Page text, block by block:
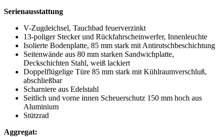
Serienausstattung
V-Zugdeichsel, Tauchbad feuerverzinkt
13-poliger Stecker und Rückfahrscheinwerfer, Innenleuchte
Isolierte Bodenplatte, 85 mm stark mit Antirutschbeschichtung
Seitenwände aus 80 mm starken Sandwichplatte,
Deckschichten Stahl, weiß lackiert
Doppelflügelige Türe 85 mm stark mit Kühlraumverschluß,
abschließbar
Scharniere aus Edelstahl
Seitlich und vorne innen Scheuerschutz 150 mm hoch aus
Aluminium
Stützrad
Aggregat: